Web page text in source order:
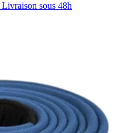
Livraison sous 48h